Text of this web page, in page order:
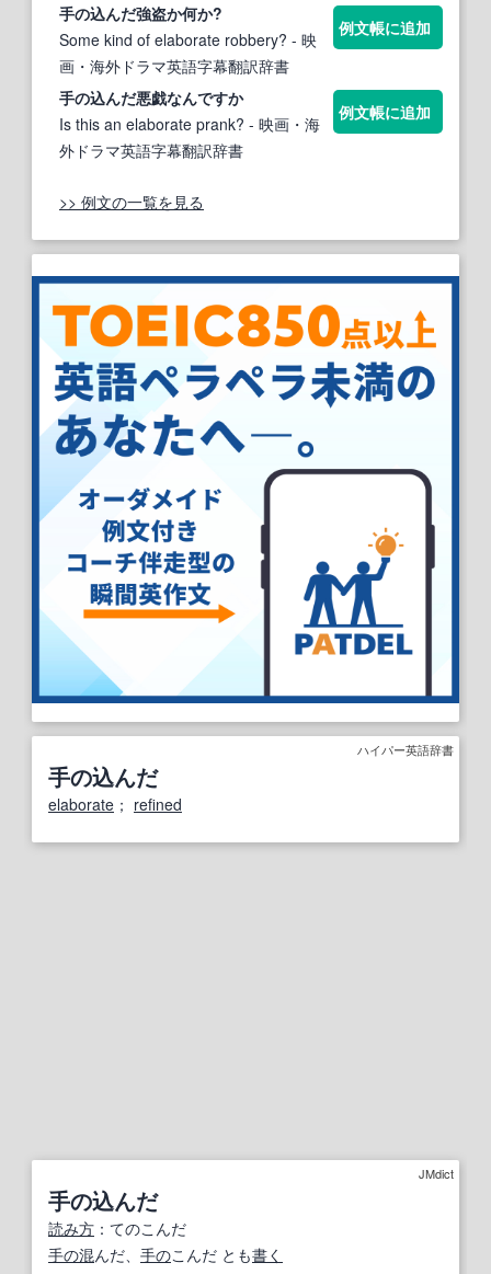
手の込んだ強盗か何か?
Some kind of elaborate robbery? - 映
画・海外ドラマ英語字幕翻訳辞書
例文帳に追加
手の込んだ悪戯なんですか
Is this an elaborate prank? - 映画・海
外ドラマ英語字幕翻訳辞書
例文帳に追加
>> 例文の一覧を見る
ハイパー英語辞書
手の込んだ
elaborate ； refined
JMdict
手の込んだ
読み方 ：てのこんだ
手の混んだ、 手のこんだ とも書く